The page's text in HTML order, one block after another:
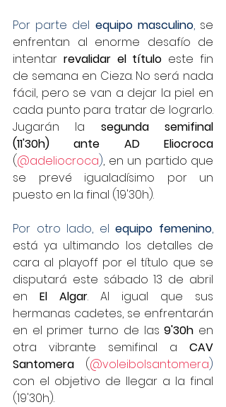
Por parte del equipo masculino, se
enfrentan al enorme desafío de
intentar revalidar el título este fin
de semana en Cieza. No será nada
fácil, pero se van a dejar la piel en
cada punto para tratar de lograrlo.
Jugarán la segunda semifinal
(@adeliocroca), en un partido que
se prevé igualadísimo por un
puesto en la final (19'30h).
Por otro lado, el equipo femenino
está ya ultimando los detalles de
cara al playoff por el título que se
disputará este sábado 13 de abril
en El Algar. Al igual que sus
hermanas cadetes, se enfrentarán
en el primer turno de las 9'30h en
otra vibrante semifinal a CAV
Santomera (@voleibolsantomera)
con el objetivo de llegar a la final
(19'30h).